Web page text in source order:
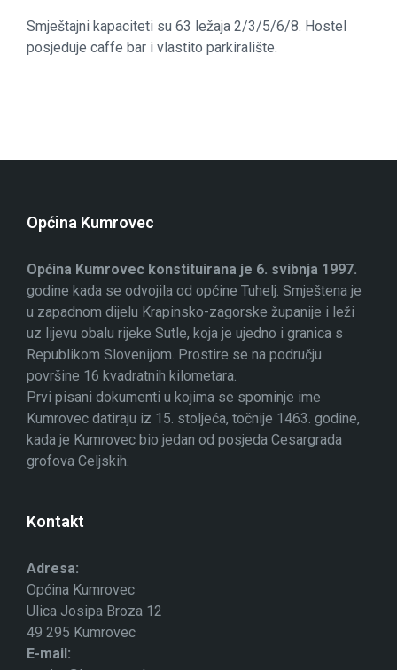
Smještajni kapaciteti su 63 ležaja 2/3/5/6/8. Hostel
posjeduje caffe bar i vlastito parkiralište.
Općina Kumrovec
Općina Kumrovec konstituirana je 6. svibnja 1997.
godine kada se odvojila od općine Tuhelj. Smještena je
u zapadnom dijelu Krapinsko-zagorske županije i leži
uz lijevu obalu rijeke Sutle, koja je ujedno i granica s
Republikom Slovenijom. Prostire se na području
površine 16 kvadratnih kilometara.
Prvi pisani dokumenti u kojima se spominje ime
Kumrovec datiraju iz 15. stoljeća, točnije 1463. godine,
kada je Kumrovec bio jedan od posjeda Cesargrada
grofova Celjskih.
Kontakt
Adresa:
Općina Kumrovec
Ulica Josipa Broza 12
49 295 Kumrovec
E-mail: